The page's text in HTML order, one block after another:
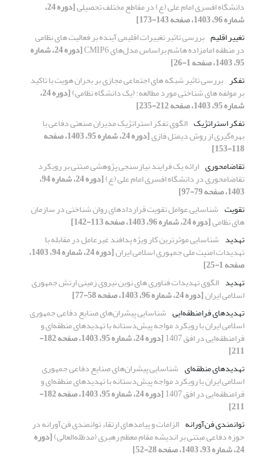
دانشگاه افسری امام علی (ع) در مقاطع مختلف تحصیلی [دوره 24،
شماره 96، 1403، صفحه 143-173]
تغییر اقلیم بررسی تاثیر تغییرات اقلیمی آینده بر فعالیت های نظامی
در منطقه امامزاده هاشم براساس مدل‌های CMIP6 [دوره 24، شماره
95، 1403، صفحه 1-26]
تفکر بررسی تاثیر شبکه های اجتماعی مجازی بر بحران هویت با تاکید
بر مولفه های شناختی مورد مطالعه: (یک دانشگاه نظامی) [دوره 24،
شماره 95، 1403، صفحه 212-235]
تفکر استراتژیک الگوی تفکر استراتژیک مدیران صنعتی دفاعی با
بهره‌گیری از روش دیمتل فازی [دوره 24، شماره 95، 1403، صفحه
118-153]
تقاضامحوری ارائه یک فرایند نیازسنجی پژوهشی مبتنی بر رویکرد
تقاضامحوری در دانشگاه افسری امام علی (ع)‏ [دوره 24، شماره 94،
1403، صفحه 79-97]
تقویت شناسایی عوامل تقویت قراردادهای روان شناختی در سازمان
های نظامی[دوره 24، شماره 96، 1403، صفحه 113-142]
تهدید شناسایی موثرترین کار ویژه‌ پدافند غیرعامل در مقابله با
تهدیدات امنیت ملی جمهوری اسلامی ایران [دوره 24، شماره 94، 1403،
صفحه 1-25]
تهدید الگوی تهدیدات فناوری های نوین نیروی زمینی ارتش جمهوری
اسلامی ایران[دوره 24، شماره 96، 1403، صفحه 58-77]
تهدیدهای فرامنطقه‌ایی شناسایی پیشران‌های صنایع دفاعی جمهوری
اسلامی ایران با رویکرد مواجه پیش‌دستانه با تهدیدهای منطقه‌ای و
فرامنطقه‌ایی در افق 1407 [دوره 24، شماره 95، 1403، صفحه 182-
211]
تهدیدهای منطقه‌ای شناسایی پیشران‌های صنایع دفاعی جمهوری
اسلامی ایران با رویکرد مواجه پیش‌دستانه با تهدیدهای منطقه‌ای و
فرامنطقه‌ایی در افق 1407 [دوره 24، شماره 95، 1403، صفحه 182-
211]
توانمندی فن‌آورانه الزامات و پیامدهای ارتقاء توانمندی فن‌آورانه در
حوزه دفاعی مبتنی بر اندیشه مقام معظم رهبری (مدظله‌العالی)[دوره
24، شماره 93، 1403، صفحه 28-52]